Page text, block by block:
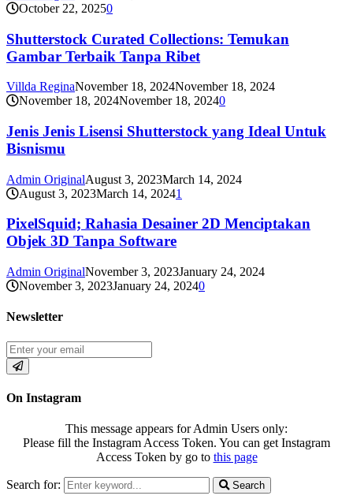
October 22, 20250
Shutterstock Curated Collections: Temukan
Gambar Terbaik Tanpa Ribet
Villda ReginaNovember 18, 2024November 18, 2024
November 18, 2024November 18, 20240
Jenis Jenis Lisensi Shutterstock yang Ideal Untuk
Bisnismu
Admin OriginalAugust 3, 2023March 14, 2024
August 3, 2023March 14, 20241
PixelSquid; Rahasia Desainer 2D Menciptakan
Objek 3D Tanpa Software
Admin OriginalNovember 3, 2023January 24, 2024
November 3, 2023January 24, 20240
Newsletter
On Instagram
This message appears for Admin Users only:
Please fill the Instagram Access Token. You can get Instagram
Access Token by go to this page
Search for: Search